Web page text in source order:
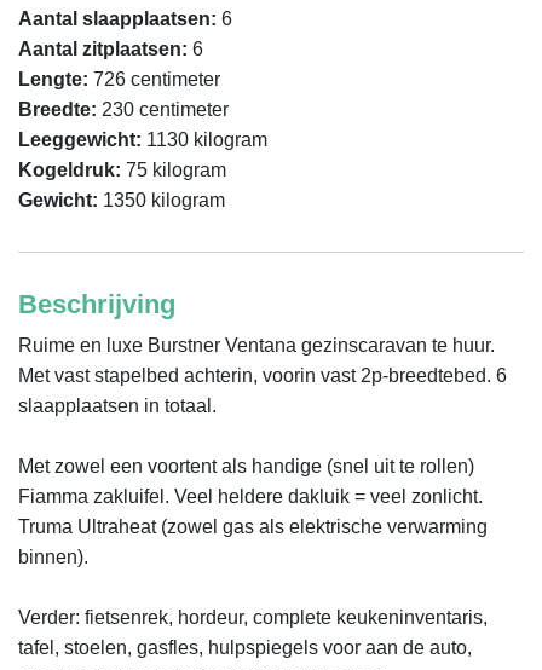
Aantal slaapplaatsen: 6
Aantal zitplaatsen: 6
Lengte: 726 centimeter
Breedte: 230 centimeter
Leeggewicht: 1130 kilogram
Kogeldruk: 75 kilogram
Gewicht: 1350 kilogram
Beschrijving
Ruime en luxe Burstner Ventana gezinscaravan te huur.
Met vast stapelbed achterin, voorin vast 2p-breedtebed. 6
slaapplaatsen in totaal.
Met zowel een voortent als handige (snel uit te rollen)
Fiamma zakluifel. Veel heldere dakluik = veel zonlicht.
Truma Ultraheat (zowel gas als elektrische verwarming
binnen).
Verder: fietsenrek, hordeur, complete keukeninventaris,
tafel, stoelen, gasfles, hulpspiegels voor aan de auto,